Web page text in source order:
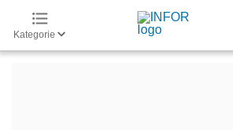
Kategorie